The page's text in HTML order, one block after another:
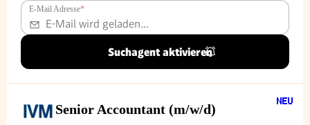
E-Mail Adresse*
Suchagent aktivieren
Senior Accountant (m/w/d)